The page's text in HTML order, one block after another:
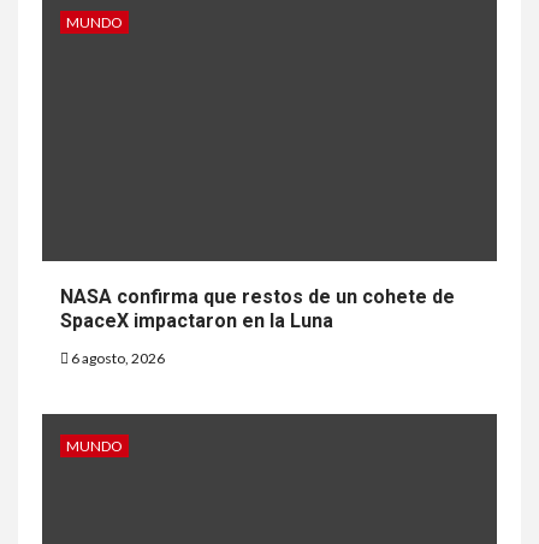
MUNDO
NASA confirma que restos de un cohete de
SpaceX impactaron en la Luna
6 agosto, 2026
MUNDO